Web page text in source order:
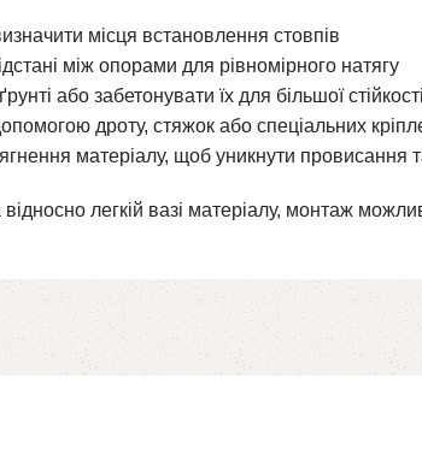
місця встановлення стовпів
між опорами для рівномірного натягу
або забетонувати їх для більшої
дроту, стяжок або спеціальних
матеріалу, щоб уникнути провисання
відносно легкій вазі матеріалу, монтаж